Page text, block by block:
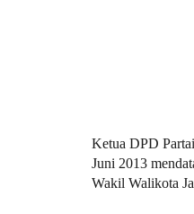
Ketua DPD
Juni 2013
Wakil Walikota